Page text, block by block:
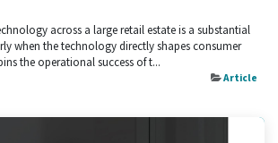
across a large retail estate is a substantial
when the technology directly shapes consumer
the operational success of t...
Article